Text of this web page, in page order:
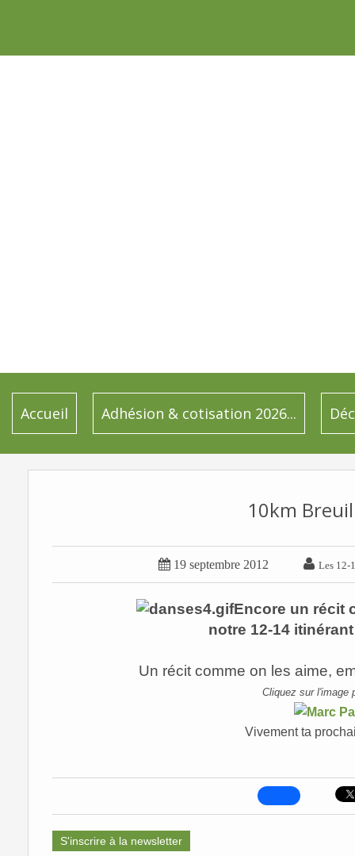
Accueil Adhésion & cotisation 2026...
10km
 19 septembre 2012  Les 12-
Encore un récit
notre 12-14
Un récit comme on les aime,
Cliquez sur l'image
Vivement ta
S'inscrire à la newsletter